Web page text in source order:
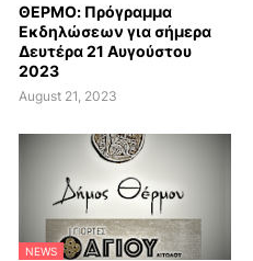
ΘΕΡΜΟ: Πρόγραμμα
Εκδηλώσεων για σήμερα
Δευτέρα 21 Αυγούστου
2023
August 21, 2023
NEWS